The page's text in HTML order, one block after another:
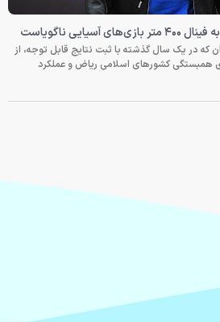
ناگویاست
که در یک سال گذشته با ثبت نتایج قابل توجه، از
همبستگی کشورهای اسلامی ریاض و عملکرد